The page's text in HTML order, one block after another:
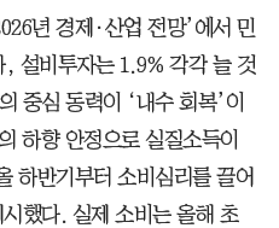
년 경제·산업 전망’에서 민
설비투자는 1.9% 각각 늘 것
중심 동력이 ‘내수 회복’이
하향 안정으로 실질소득이
하반기부터 소비심리를 끌어
했다. 실제 소비는 올해 초